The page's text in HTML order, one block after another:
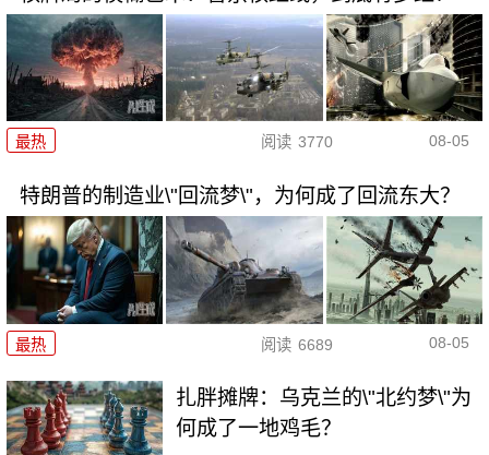
最热 阅读 3770 08-05
特朗普的制造业\"回流梦\"，为何成了回流东大？
最热 阅读 6689 08-05
扎胖摊牌：乌克兰的\"北约梦\"为
何成了一地鸡毛？